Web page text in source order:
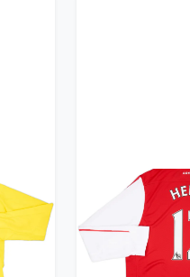
S
2011-12
Home L/S
419.99£